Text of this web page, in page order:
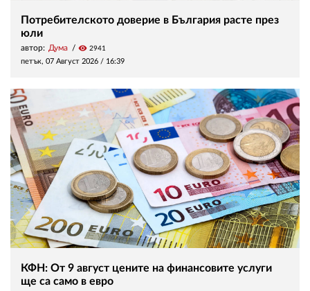
Потребителското доверие в България расте през
юли
автор: Дума visibility 2941
петък, 07 Август 2026 / 16:39
КФН: От 9 август цените на финансовите услуги
ще са само в евро